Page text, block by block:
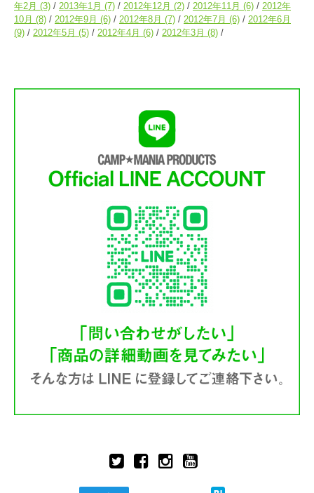
年2月 (3) 2013年1月 (7) 2012年12月 (2) 2012年11月 (6)
2012年
10月 (8) 2012年9月 (6) 2012年8月 (7) 2012年7月 (6)
2012年6月
(9)
2012年5月 (5) 2012年4月 (6) 2012年3月 (8)